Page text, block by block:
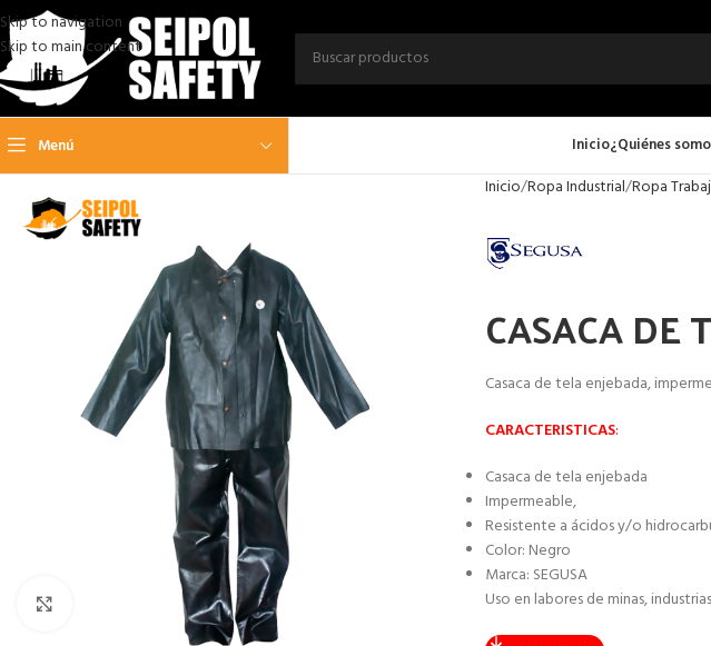
Skip to navigation
Skip to main content
Menú Inicio¿Quiénes
Clic para ampliar
Inicio Ropa Industrial Ropa
CASACA DE
Casaca de tela enjebada,
CARACTERISTICAS:
Casaca de tela enjebada
Impermeable,
Resistente a ácidos y/o
Color: Negro
Marca: SEGUSA
Uso en labores de minas,